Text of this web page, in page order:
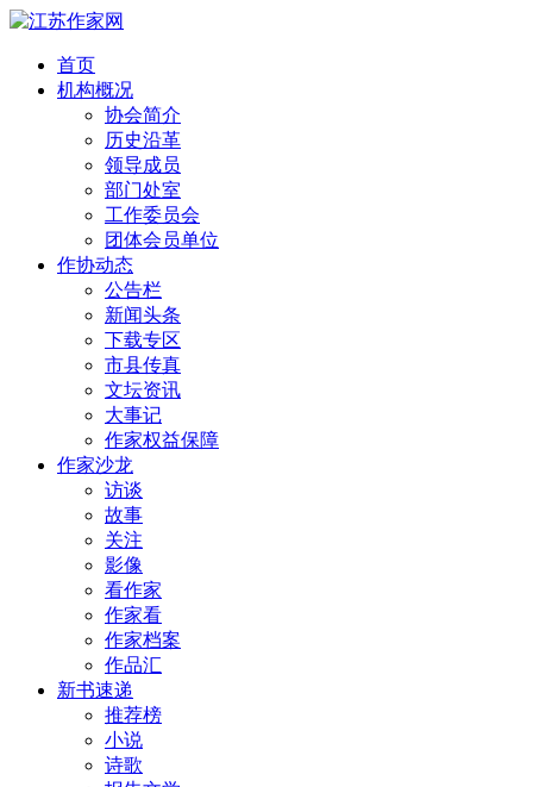
首页
机构概况
协会简介
历史沿革
领导成员
部门处室
工作委员会
团体会员单位
作协动态
公告栏
新闻头条
下载专区
市县传真
文坛资讯
大事记
作家权益保障
作家沙龙
访谈
故事
关注
影像
看作家
作家看
作家档案
作品汇
新书速递
推荐榜
小说
诗歌